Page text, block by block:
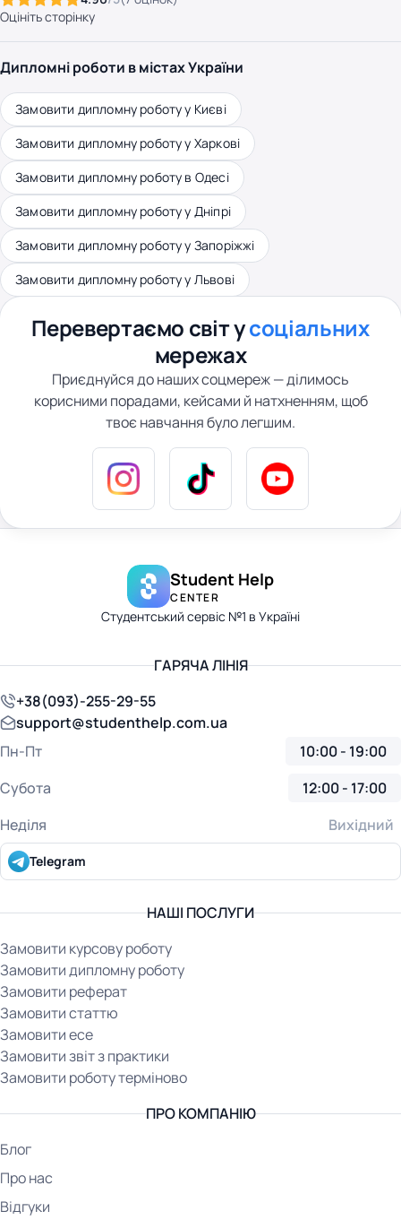
Оцініть сторінку
Дипломні роботи в містах України
Замовити дипломну роботу у Києві
Замовити дипломну роботу у Харкові
Замовити дипломну роботу в Одесі
Замовити дипломну роботу у Дніпрі
Замовити дипломну роботу у Запоріжжі
Замовити дипломну роботу у Львові
Перевертаємо світ усоціальних
мережах
Приєднуйся до наших соцмереж — ділимось
корисними порадами, кейсами й натхненням, щоб
твоє навчання було легшим.
Student Help
CENTER
Студентський сервіс №1 в Україні
НАШІ ПОСЛУГИ
Замовити курсову роботу
Замовити дипломну роботу
Замовити реферат
Замовити статтю
Замовити есе
Замовити звіт з практики
Замовити роботу терміново
ПРО КОМПАНІЮ
Блог
Про нас
Відгуки
ГАРЯЧА ЛІНІЯ
+38(093)-255-29-55
support@studenthelp.com.ua
Пн-Пт
10:00 - 19:00
Субота
12:00 - 17:00
Неділя
Вихідний
Telegram